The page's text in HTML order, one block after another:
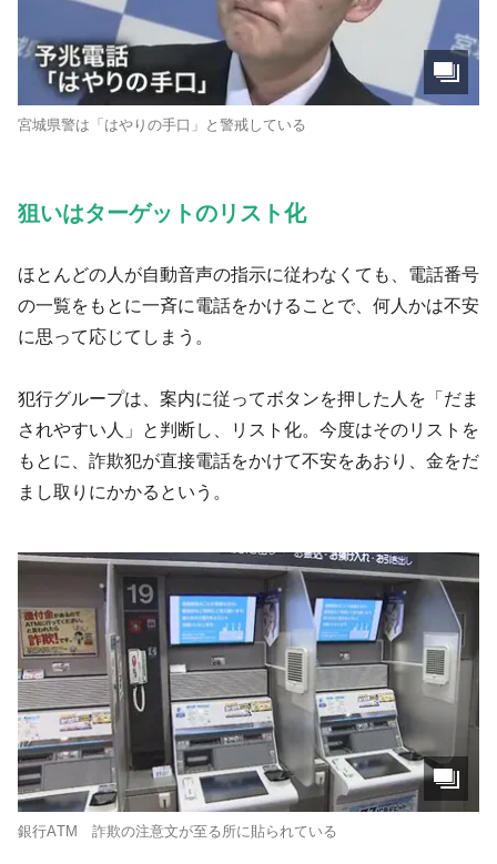
宮城県警は「はやりの手口」と警戒している
狙いはターゲットのリスト化
ほとんどの人が自動音声の指示に従わなくても、電話番号
の一覧をもとに一斉に電話をかけることで、何人かは不安
に思って応じてしまう。
犯行グループは、案内に従ってボタンを押した人を「だま
されやすい人」と判断し、リスト化。今度はそのリストを
もとに、詐欺犯が直接電話をかけて不安をあおり、金をだ
まし取りにかかるという。
銀行ATM 詐欺の注意文が至る所に貼られている